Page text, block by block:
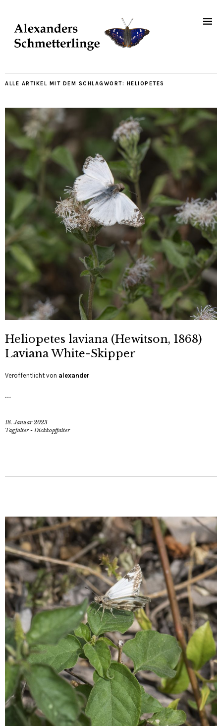
ALLE ARTIKEL MIT DEM SCHLAGWORT: HELIOPETES
Heliopetes laviana (Hewitson, 1868)
Laviana White-Skipper
Veröffentlicht von alexander
…
18. Januar 2023
Tagfalter - Dickkopffalter